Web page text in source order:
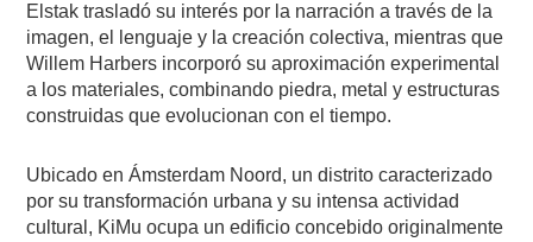
Elstak trasladó su interés por la narración a través de la
imagen, el lenguaje y la creación colectiva, mientras que
Willem Harbers incorporó su aproximación experimental
a los materiales, combinando piedra, metal y estructuras
construidas que evolucionan con el tiempo.
Ubicado en Ámsterdam Noord, un distrito caracterizado
por su transformación urbana y su intensa actividad
cultural, KiMu ocupa un edificio concebido originalmente